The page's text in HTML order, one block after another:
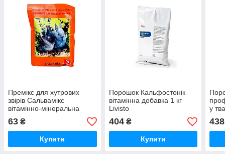
Премікс для хутрових
звірів Сальвамікс
вітамінно-мінеральна
добавка 400 г Salvana
63 ₴
Купити
Порошок Кальфостонік
вітамінна добавка 1 кг
Livisto
404₴
Купити
у
438